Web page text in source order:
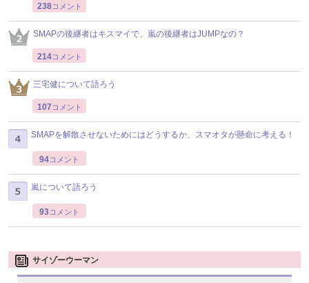
238コメント
SMAPの後継者はキスマイで、嵐の後継者はJUMPなの？
214コメント
三宅健について語ろう
107 コメント
SMAPを解散させないためにはどうするか、スマオタが懸命に考える！
94コメント
嵐について語ろう
93コメント
サイゾーウーマン